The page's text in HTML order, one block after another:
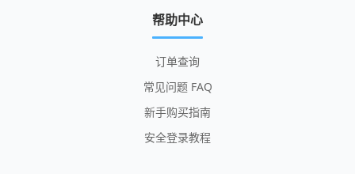
帮助中心
订单查询
常见问题 FAQ
新手购买指南
安全登录教程